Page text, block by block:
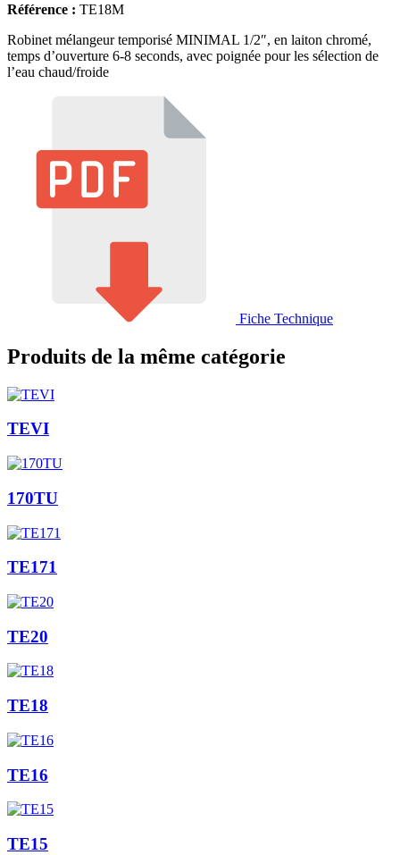
Référence : TE18M
Robinet mélangeur temporisé MINIMAL 1/2″, en laiton chromé,
temps d’ouverture 6-8 seconds, avec poignée pour les sélection de
l’eau chaud/froide
Fiche Technique
Produits de la même catégorie
TEVI
170TU
TE171
TE20
TE18
TE16
TE15